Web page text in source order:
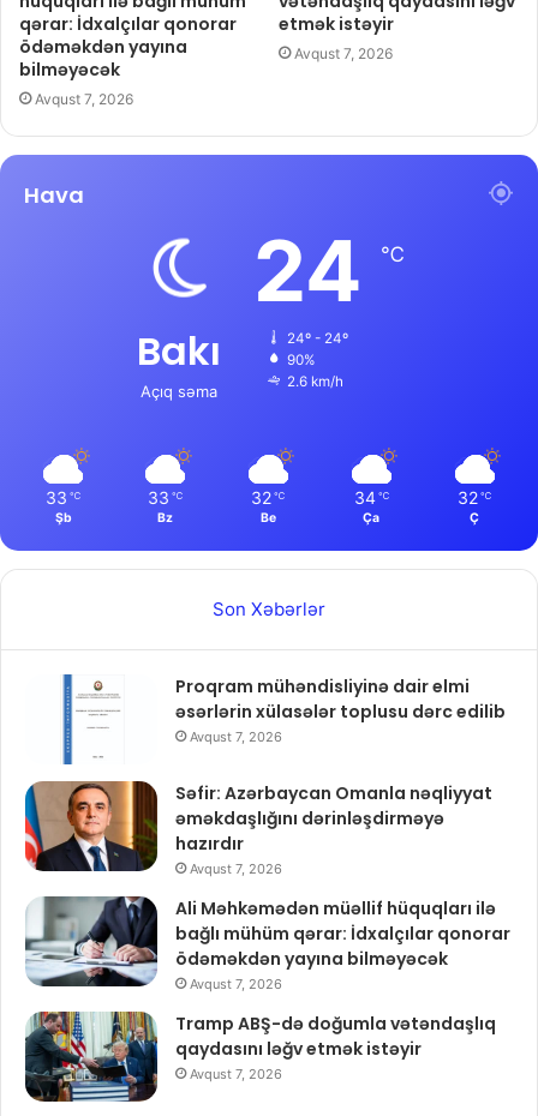
qərar: İdxalçılar qonorar
ödəməkdən yayına
bilməyəcək
Avqust 7, 2026
etmək istəyir
Avqust 7, 2026
Hava
Bakı
Açıq səma
24 ℃
24º - 24º
90%
2.6 km/h
33 ℃
Şb
33 ℃
Bz
32 ℃
Be
34 ℃
Ça
32 ℃
Ç
Son Xəbərlər
Proqram mühəndisliyinə dair elmi
əsərlərin xülasələr toplusu dərc edilib
Avqust 7, 2026
Səfir: Azərbaycan Omanla nəqliyyat
əməkdaşlığını dərinləşdirməyə
hazırdır
Avqust 7, 2026
Ali Məhkəmədən müəllif hüquqları ilə
bağlı mühüm qərar: İdxalçılar qonorar
ödəməkdən yayına bilməyəcək
Avqust 7, 2026
Tramp ABŞ-də doğumla vətəndaşlıq
qaydasını ləğv etmək istəyir
Avqust 7, 2026